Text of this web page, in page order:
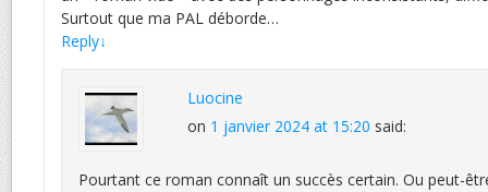
Surtout que ma PAL déborde…
Reply↓
Luocine
on 1 janvier 2024 at 15:20 said:
Pourtant ce roman connaît un succès certain. Ou peut-